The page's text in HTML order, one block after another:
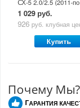
СХ-5 2.0/2.5 (2011-
1 029 руб.
926 руб. клубная
Купить
Почему Мы?
ГАРАНТИЯ